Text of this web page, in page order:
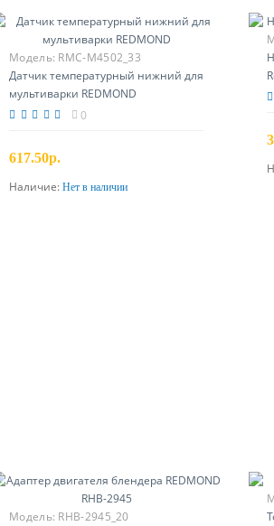
Модель: RMC-M4502_33
Датчик температурный нижний для
мультиварки REDMOND
0
617.50р.
Предзаказ
Наличие: Нет в наличии
Модель: RHB-2945_20